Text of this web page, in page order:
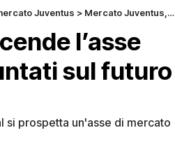
Juventus > Mercato Juventus, si accende l’asse Torino-Madrid: occhi puntati sul futuro di Yildiz
l’asse
sul futuro
si prospetta un'asse di mercato